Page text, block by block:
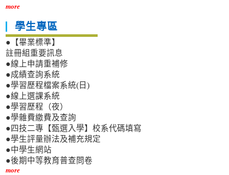
more
學生專區
●【畢業標準】
註冊組重要訊息
●線上申請重補修
●成績查詢系統
●學習歷程檔案系統(日)
●線上選課系統
●學習歷程（夜）
●學雜費繳費及查詢
●四技二專【甄選入學】校系代碼填寫
●學生評量辦法及補充規定
●中學生網站
●後期中等教育普查問卷
more